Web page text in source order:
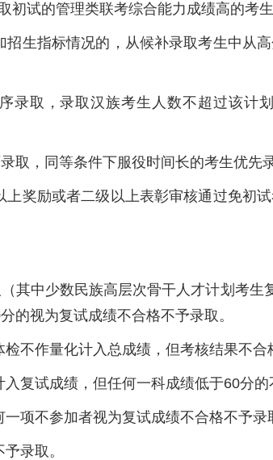
试的管理类联考综合能力成绩高的考生
生指标情况的，从候补录取考生中从
录取，录取汉族考生人数不超过该计
取，同等条件下服役时间长的考生优先录
奖励或者二级以上表彰审核通过免初
其中少数民族高层次骨干人才计划考生
的视为复试成绩不合格不予录取。
不作量化计入总成绩，但考核结果不合
复试成绩，但任何一科成绩低于60分的
项不参加者视为复试成绩不合格不予录
录取。